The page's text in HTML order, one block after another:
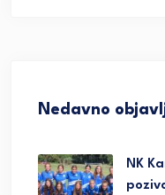
Nedavno
NK